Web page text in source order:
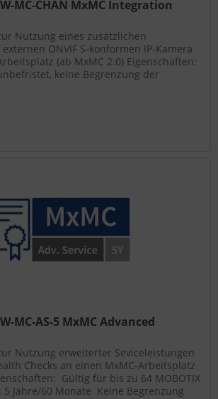
MC-CHAN MxMC Integration
Nutzung eines zusätzlichen
ONVIF S-konformen IP-Kamera
(ab MxMC 2.0) Eigenschaften: 
keine Begrenzung der
MC-AS-5 MxMC Advanced
Nutzung erweiterter Seviceleistungen
Checks an einen MxMC-Arbeitsplatz
 Gültig für bis zu 64 MOBOTIX
5 Jahre/60 Monate  Keine Begrenzung